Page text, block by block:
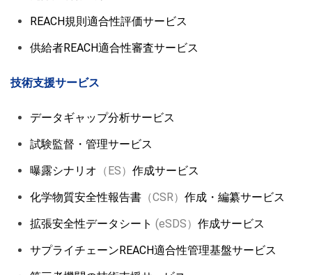
REACH規則適合性評価サービス
供給者REACH適合性審査サービス
技術支援サービス
データギャップ分析サービス
試験監督・管理サービス
曝露シナリオ （ES） 作成サービス
化学物質安全性報告書 （CSR） 作成・編纂サービス
拡張安全性データシート (eSDS） 作成サービス
サプライチェーンREACH適合性管理基盤サービス